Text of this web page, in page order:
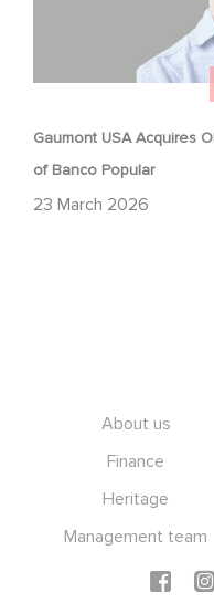
Gaumont USA Acquires
of Banco Popular
23 March 2026
About us
Finance
Heritage
Management team
Social icons